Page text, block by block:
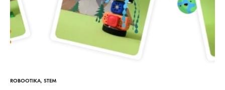
ROBOOTIKA, STEM